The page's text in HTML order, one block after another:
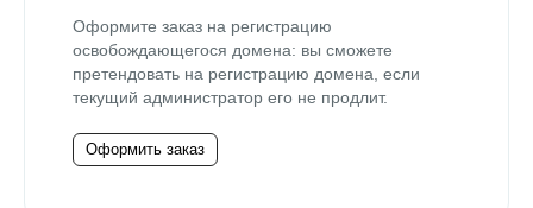
Оформите заказ на регистрацию
освобождающегося домена: вы сможете
претендовать на регистрацию домена, если
текущий администратор его не продлит.
Оформить заказ